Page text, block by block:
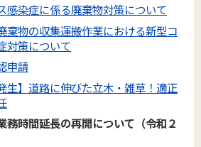
感染症に係る廃棄物対策について
棄物の収集運搬作業における新型コ
対策について
申請
生】道路に伸びた立木・雑草！適正
時間延長の再開について（令和２